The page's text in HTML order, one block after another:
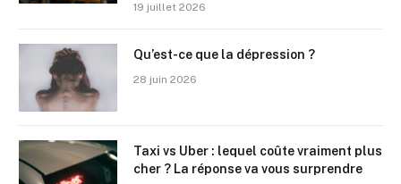
19 juillet 2026
Qu’est-ce que la dépression ?
28 juin 2026
Taxi vs Uber : lequel coûte vraiment plus
cher ? La réponse va vous surprendre